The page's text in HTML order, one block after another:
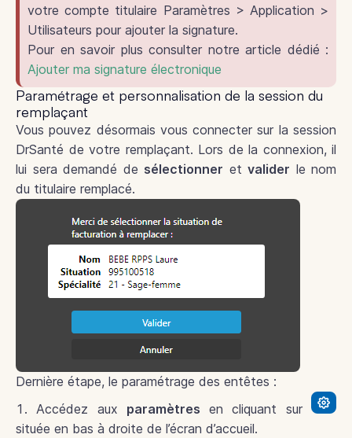
votre compte titulaire Paramètres > Application >
Utilisateurs pour ajouter la signature.
Pour en savoir plus consulter notre article dédié :
Ajouter ma signature électronique
Paramétrage et personnalisation de la session du
remplaçant
Vous pouvez désormais vous connecter sur la session
DrSanté de votre remplaçant. Lors de la connexion, il
lui sera demandé de sélectionner et valider le nom
du titulaire remplacé.
Dernière étape, le paramétrage des entêtes :
Accédez aux paramètres en cliquant sur
située en bas à droite de l’écran d’accueil.